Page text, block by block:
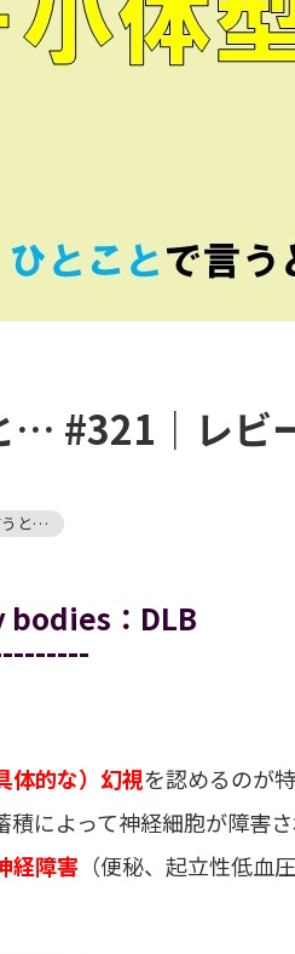
… #321｜レビ
うと…
：DLB
体的な）幻視を認めるのが
によって神経細胞が障害さ
経障害 （便秘、起立性低血